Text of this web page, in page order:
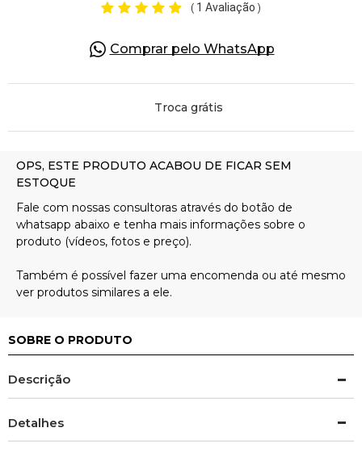
( 1 Avaliação )
Comprar pelo WhatsApp
Troca grátis
SOBRE O PRODUTO
Descrição
Detalhes
Pingentes
Pedras Preciosas
Presente
OFERTAS